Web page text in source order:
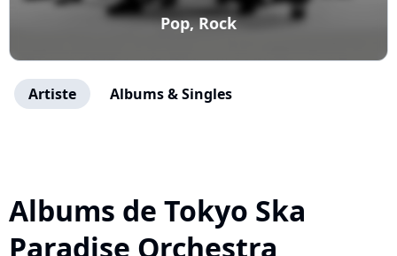
Pop, Rock
Artiste Albums & Singles
Albums de Tokyo Ska
Paradise Orchestra